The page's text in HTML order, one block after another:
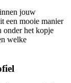
jouw
een mooie manier
onder het kopje
welke